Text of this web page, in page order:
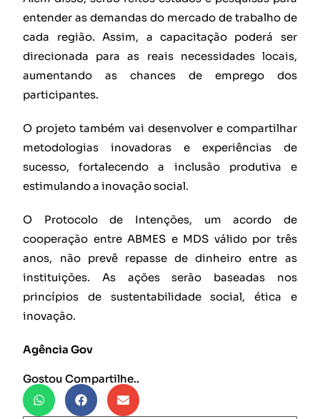
entender as demandas do mercado de trabalho de
cada região. Assim, a capacitação poderá ser
direcionada para as reais necessidades locais,
aumentando as chances de emprego dos
participantes.
O projeto também vai desenvolver e compartilhar
metodologias inovadoras e experiências de
sucesso, fortalecendo a inclusão produtiva e
estimulando a inovação social.
O Protocolo de Intenções, um acordo de
cooperação entre ABMES e MDS válido por três
anos, não prevê repasse de dinheiro entre as
instituições. As ações serão baseadas nos
princípios de sustentabilidade social, ética e
inovação.
Agência Gov
Gostou Compartilhe..